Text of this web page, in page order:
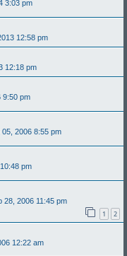
3:03 pm
12:58 pm
12:18 pm
9:50 pm
05, 2006 8:55 pm
pm
28, 2006 11:45 pm
1 2
12:22 am